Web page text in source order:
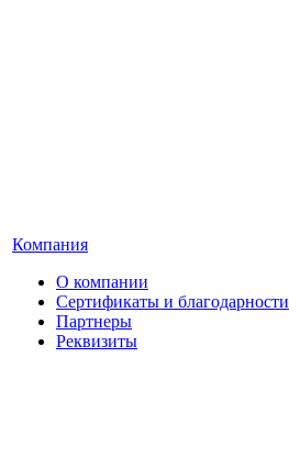
Компания
О компании
Сертификаты и благодарности
Партнеры
Реквизиты